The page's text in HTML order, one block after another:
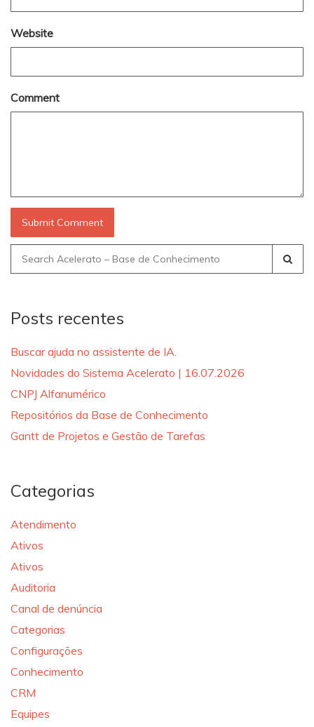
Website
Comment
Search
for:
Posts recentes
Buscar ajuda no assistente de IA.
Novidades do Sistema Acelerato | 16.07.2026
CNPJ Alfanumérico
Repositórios da Base de Conhecimento
Gantt de Projetos e Gestão de Tarefas
Categorias
Atendimento
Ativos
Ativos
Auditoria
Canal de denúncia
Categorias
Configurações
Conhecimento
CRM
Equipes